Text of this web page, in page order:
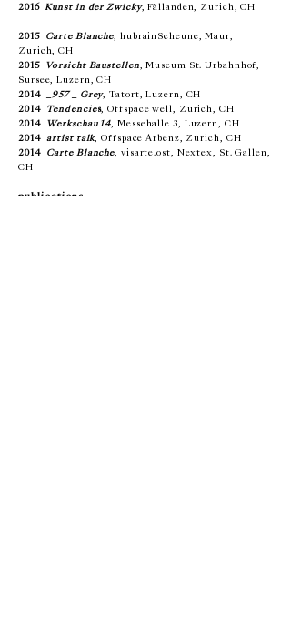
2016Kunst in der Zwicky, Fällanden, Zurich, CH
2015 Carte Blanche, hubrainScheune, Maur,
Zurich, CH
2015
Vorsicht Baustellen, Museum St. Urbahnhof,
Sursee, Luzern, CH
2014
_957 _ Grey, Tatort, Luzern, CH
2014 Tendencies, Offspace well, Zurich, CH
2014
Werkschau 14, Messehalle 3, Luzern, CH
2014artist talk, Offspace Arbenz, Zurich, CH
2014 Carte Blanche, visarte.ost, Nextex, St. Gallen,
CH
publications